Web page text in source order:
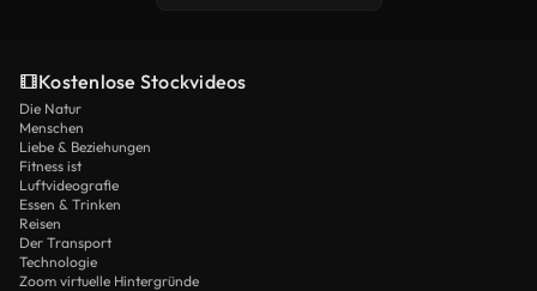
Kostenlose Stockvideos
Die Natur
Menschen
Liebe & Beziehungen
Fitness ist
Luftvideografie
Essen & Trinken
Reisen
Der Transport
Technologie
Zoom virtuelle Hintergründe